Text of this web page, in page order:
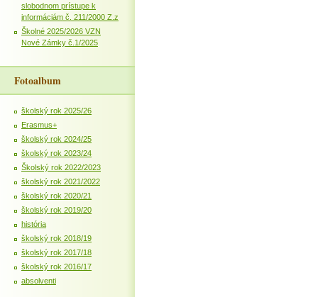
slobodnom prístupe k
informáciám č. 211/2000 Z.z
Školné 2025/2026 VZN
Nové Zámky č.1/2025
Fotoalbum
školský rok 2025/26
Erasmus+
školský rok 2024/25
školský rok 2023/24
Školský rok 2022/2023
školský rok 2021/2022
školský rok 2020/21
školský rok 2019/20
história
školský rok 2018/19
školský rok 2017/18
školský rok 2016/17
absolventi